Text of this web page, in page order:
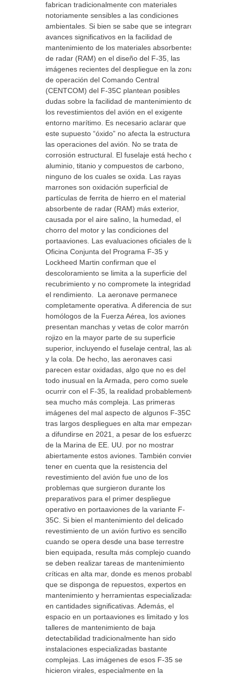
fabrican tradicionalmente con materiales
notoriamente sensibles a las condiciones
ambientales. Si bien se sabe que se integraron
avances significativos en la facilidad de
mantenimiento de los materiales absorbentes
de radar (RAM) en el diseño del F-35, las
imágenes recientes del despliegue en la zona
de operación del Comando Central
(CENTCOM) del F-35C plantean posibles
dudas sobre la facilidad de mantenimiento de
los revestimientos del avión en el exigente
entorno marítimo. Es necesario aclarar que
este supuesto “óxido” no afecta la estructura ni
las operaciones del avión. No se trata de
corrosión estructural. El fuselaje está hecho de
aluminio, titanio y compuestos de carbono,
ninguno de los cuales se oxida. Las rayas
marrones son oxidación superficial de
partículas de ferrita de hierro en el material
absorbente de radar (RAM) más exterior,
causada por el aire salino, la humedad, el
chorro del motor y las condiciones del
portaaviones. Las evaluaciones oficiales de la
Oficina Conjunta del Programa F-35 y
Lockheed Martin confirman que el
descoloramiento se limita a la superficie del
recubrimiento y no compromete la integridad ni
el rendimiento. La aeronave permanece
completamente operativa. A diferencia de sus
homólogos de la Fuerza Aérea, los aviones
presentan manchas y vetas de color marrón
rojizo en la mayor parte de su superficie
superior, incluyendo el fuselaje central, las alas
y la cola. De hecho, las aeronaves casi
parecen estar oxidadas, algo que no es del
todo inusual en la Armada, pero como suele
ocurrir con el F-35, la realidad probablemente
sea mucho más compleja. Las primeras
imágenes del mal aspecto de algunos F-35C
tras largos despliegues en alta mar empezaron
a difundirse en 2021, a pesar de los esfuerzos
de la Marina de EE. UU. por no mostrar
abiertamente estos aviones. También conviene
tener en cuenta que la resistencia del
revestimiento del avión fue uno de los
problemas que surgieron durante los
preparativos para el primer despliegue
operativo en portaaviones de la variante F-
35C. Si bien el mantenimiento del delicado
revestimiento de un avión furtivo es sencillo
cuando se opera desde una base terrestre
bien equipada, resulta más complejo cuando
se deben realizar tareas de mantenimiento
críticas en alta mar, donde es menos probable
que se disponga de repuestos, expertos en
mantenimiento y herramientas especializadas
en cantidades significativas. Además, el
espacio en un portaaviones es limitado y los
talleres de mantenimiento de baja
detectabilidad tradicionalmente han sido
instalaciones especializadas bastante
complejas. Las imágenes de esos F-35 se
hicieron virales, especialmente en la